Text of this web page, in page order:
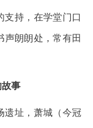
支持，在学堂门口
声朗朗处，常有田
故事
遗址，萧城（今冠